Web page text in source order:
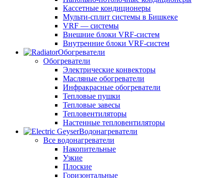
Кассетные кондиционеры
Мульти-сплит системы в Бишкеке
VRF — системы
Внешние блоки VRF-систем
Внутренние блоки VRF-систем
Обогреватели
Обогреватели
Электрические конвекторы
Масляные обогреватели
Инфракрасные обогреватели
Тепловые пушки
Тепловые завесы
Тепловентиляторы
Настенные тепловентиляторы
Водонагреватели
Все водонагреватели
Накопительные
Узкие
Плоские
Горизонтальные